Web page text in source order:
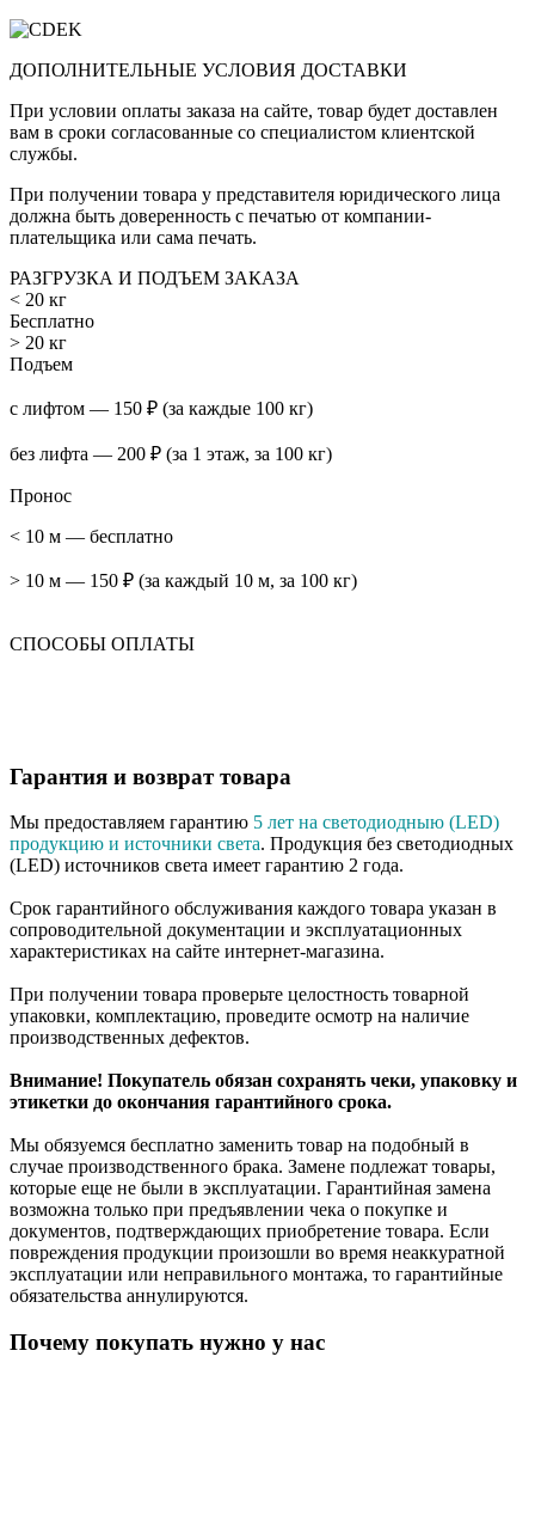
ДОПОЛНИТЕЛЬНЫЕ УСЛОВИЯ ДОСТАВКИ
При условии оплаты заказа на сайте, товар будет доставлен
вам в сроки согласованные со специалистом клиентской
службы.
При получении товара у представителя юридического лица
должна быть доверенность с печатью от компании-
плательщика или сама печать.
РАЗГРУЗКА И ПОДЪЕМ ЗАКАЗА
< 20 кг
Бесплатно
> 20 кг
Подъем
с лифтом — 150 ₽ (за каждые 100 кг)
без лифта — 200 ₽ (за 1 этаж, за 100 кг)
Пронос
< 10 м — бесплатно
> 10 м — 150 ₽ (за каждый 10 м, за 100 кг)
СПОСОБЫ ОПЛАТЫ
Гарантия и возврат товара
Мы предоставляем гарантию 5 лет на светодиодныю (LED)
продукцию и источники света. Продукция без светодиодных
(LED) источников света имеет гарантию 2 года.
Срок гарантийного обслуживания каждого товара указан в
сопроводительной документации и эксплуатационных
характеристиках на сайте интернет-магазина.
При получении товара проверьте целостность товарной
упаковки, комплектацию, проведите осмотр на наличие
производственных дефектов.
Внимание! Покупатель обязан сохранять чеки, упаковку и
этикетки до окончания гарантийного срока.
Мы обязуемся бесплатно заменить товар на подобный в
случае производственного брака. Замене подлежат товары,
которые еще не были в эксплуатации. Гарантийная замена
возможна только при предъявлении чека о покупке и
документов, подтверждающих приобретение товара. Если
повреждения продукции произошли во время неаккуратной
эксплуатации или неправильного монтажа, то гарантийные
обязательства аннулируются.
Почему покупать нужно у нас